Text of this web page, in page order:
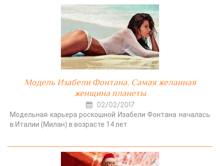
Модель Изабели Фонтана. Самая желанная
женщина планеты
02/02/2017
Модельная карьера роскошной Изабели Фонтана началась
в Италии (Милан) в возрасте 14 лет.